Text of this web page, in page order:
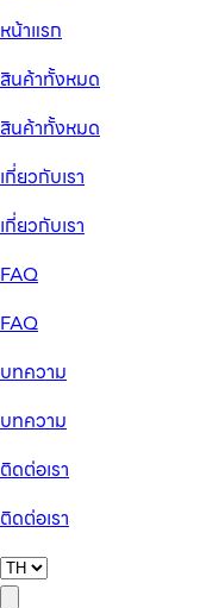
หน้าแรก
สินค้าทั้งหมด
สินค้าทั้งหมด
เกี่ยวกับเรา
เกี่ยวกับเรา
FAQ
FAQ
บทความ
บทความ
ติดต่อเรา
ติดต่อเรา